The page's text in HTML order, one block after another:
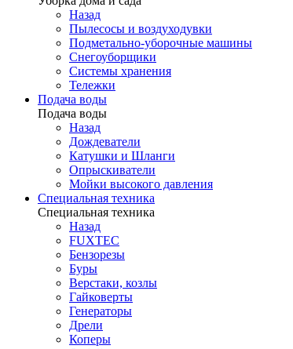
Назад
Пылесосы и воздуходувки
Подметально-уборочные машины
Снегоуборщики
Системы хранения
Тележки
Подача воды
Подача воды
Назад
Дождеватели
Катушки и Шланги
Опрыскиватели
Мойки высокого давления
Специальная техника
Специальная техника
Назад
FUXTEC
Бензорезы
Буры
Верстаки, козлы
Гайковерты
Генераторы
Дрели
Коперы